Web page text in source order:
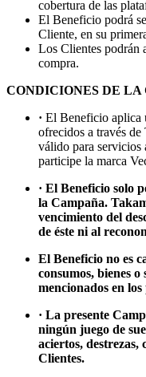
cobertura de las
El Beneficio podrá
Cliente, en su
Los Clientes podrán
compra.
CONDICIONES DE LA
· El Beneficio aplica
ofrecidos a través
válido para servicios
participe la marca
· El Beneficio solo
la Campaña.
vencimiento del
de éste ni al
El Beneficio no es
consumos, bienes
mencionados en
· La presente
ningún juego de
aciertos, destrezas,
Clientes.